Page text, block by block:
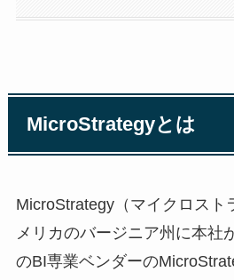
MicroStrategyとは
MicroStrategy（マイクロスト
メリカのバージニア州に本社
のBI専業ベンダーの